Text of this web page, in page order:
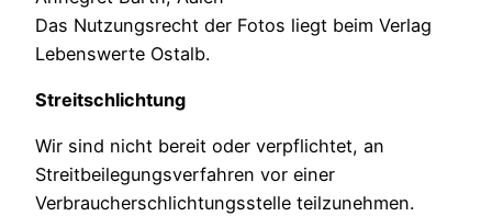
Das Nutzungsrecht der Fotos liegt beim Verlag
Lebenswerte Ostalb.
Streitschlichtung
Wir sind nicht bereit oder verpflichtet, an
Streitbeilegungsverfahren vor einer
Verbraucherschlichtungsstelle teilzunehmen.